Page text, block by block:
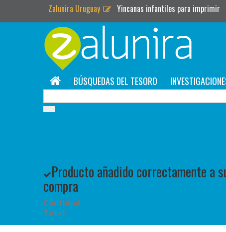
Zalunira Uruguay Yincanas infantiles para imprimir
BÚSQUEDAS DEL TESORO
Producto añadido correctamente a
compra
Cantidad
Total